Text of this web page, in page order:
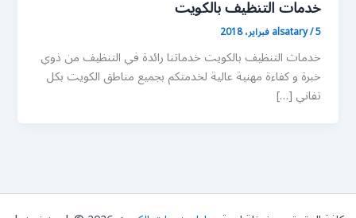
خدمات التنظيف بالكويت
alsatary/5 فبراير، 2018
خدمات التنظيف بالكويت خدماتنا رائدة في التنظيف من ذوي
خبرة و كفاءة مهنية عالية لخدمتكم بجميع مناطق الكويت بكل
تفاني […]